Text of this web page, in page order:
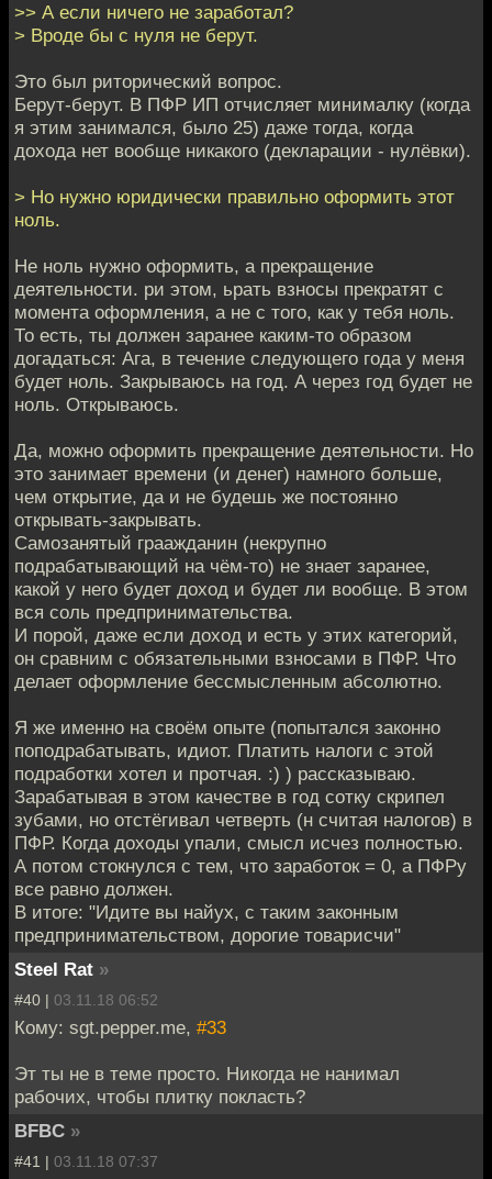
>> А если ничего не заработал?
> Вроде бы с нуля не берут.
Это был риторический вопрос.
Берут-берут. В ПФР ИП отчисляет минималку (когда
я этим занимался, было 25) даже тогда, когда
дохода нет вообще никакого (декларации - нулёвки).
> Но нужно юридически правильно оформить этот
ноль.
Не ноль нужно оформить, а прекращение
деятельности. ри этом, ьрать взносы прекратят с
момента оформления, а не с того, как у тебя ноль.
То есть, ты должен заранее каким-то образом
догадаться: Ага, в течение следующего года у меня
будет ноль. Закрываюсь на год. А через год будет не
ноль. Открываюсь.
Да, можно оформить прекращение деятельности. Но
это занимает времени (и денег) намного больше,
чем открытие, да и не будешь же постоянно
открывать-закрывать.
Самозанятый граажданин (некрупно
подрабатывающий на чём-то) не знает заранее,
какой у него будет доход и будет ли вообще. В этом
вся соль предпринимательства.
И порой, даже если доход и есть у этих категорий,
он сравним с обязательными взносами в ПФР. Что
делает оформление бессмысленным абсолютно.
Я же именно на своём опыте (попытался законно
поподрабатывать, идиот. Платить налоги с этой
подработки хотел и протчая. :) ) рассказываю.
Зарабатывая в этом качестве в год сотку скрипел
зубами, но отстёгивал четверть (н считая налогов) в
ПФР. Когда доходы упали, смысл исчез полностью.
А потом стокнулся с тем, что заработок = 0, а ПФРу
все равно должен.
В итоге: "Идите вы найух, с таким законным
предпринимательством, дорогие товарисчи"
Steel Rat »
#40 | 03.11.18 06:52
Кому: sgt.pepper.me, #33
Эт ты не в теме просто. Никогда не нанимал
рабочих, чтобы плитку покласть?
BFBC »
#41 | 03.11.18 07:37